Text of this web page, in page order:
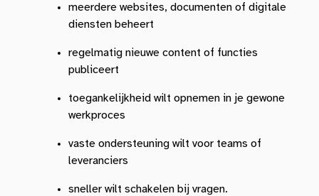
meerdere websites, documenten of digitale
diensten beheert
regelmatig nieuwe content of functies
publiceert
toegankelijkheid wilt opnemen in je gewone
werkproces
vaste ondersteuning wilt voor teams of
leveranciers
sneller wilt schakelen bij vragen.